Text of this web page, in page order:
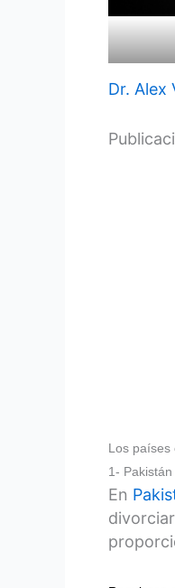
Dr. Alex
Los países
1- Pakistán
En